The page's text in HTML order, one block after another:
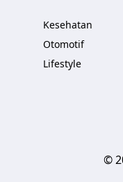
Kesehatan
Otomotif
Lifestyle
©